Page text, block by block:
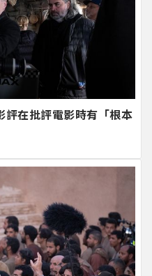
在批評電影時有「根本